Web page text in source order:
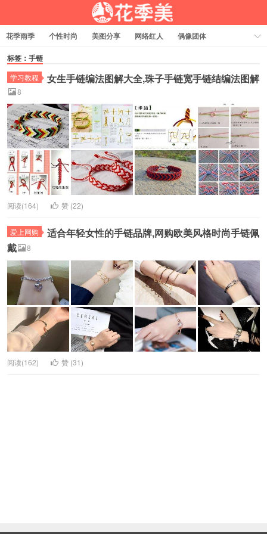
花季雨季 个性时尚 美图分享 网络红人
偶像团体
福利资源
标签：手链
学习教程 女生手链编法图解大全,珠子手链宽手链结编法图解
8
阅读(164) 赞 (22)
爱上网购
适合年轻女性的手链品牌,网购欧美风格时尚手链佩
戴
8
阅读(162) 赞 (31)